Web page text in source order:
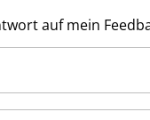
auf mein